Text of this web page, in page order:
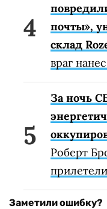
почты»,
склад
враг
За ночь
Роберт
Заметили ошибку?